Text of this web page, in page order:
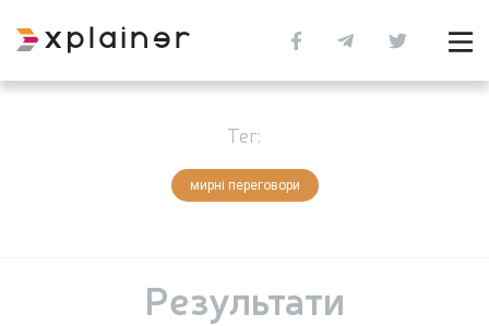
Тег:
мирні переговори
Результати